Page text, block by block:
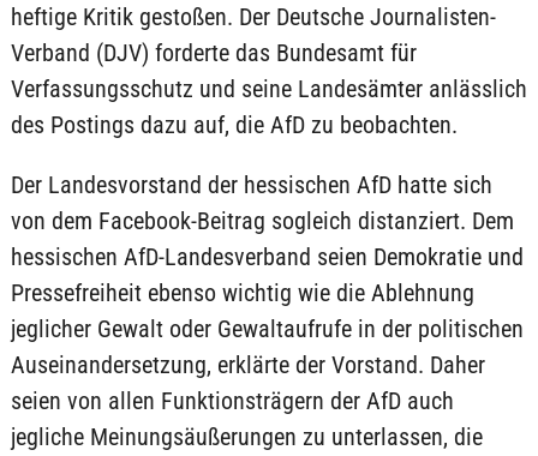
heftige Kritik gestoßen. Der Deutsche Journalisten-
Verband (DJV) forderte das Bundesamt für
Verfassungsschutz und seine Landesämter anlässlich
des Postings dazu auf, die AfD zu beobachten.
Der Landesvorstand der hessischen AfD hatte sich
von dem Facebook-Beitrag sogleich distanziert. Dem
hessischen AfD-Landesverband seien Demokratie und
Pressefreiheit ebenso wichtig wie die Ablehnung
jeglicher Gewalt oder Gewaltaufrufe in der politischen
Auseinandersetzung, erklärte der Vorstand. Daher
seien von allen Funktionsträgern der AfD auch
jegliche Meinungsäußerungen zu unterlassen, die